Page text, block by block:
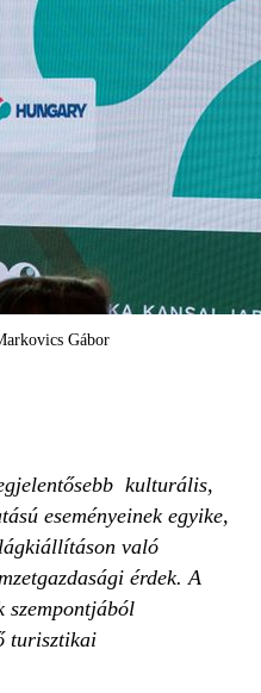
Gábor
kulturális,
eseményeinek egyike,
való
érdek. A
szempontjából
turisztikai